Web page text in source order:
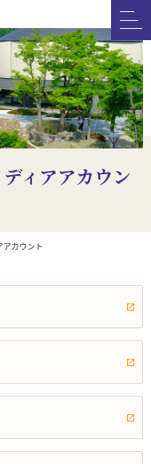
ィアアカウン
アカウント